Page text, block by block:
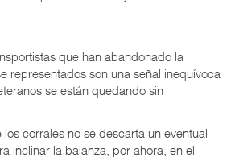
que han abandonado la
representados son una señal inequívoca
se están quedando sin
corrales no se descarta un eventual
inclinar la balanza, por ahora, en el